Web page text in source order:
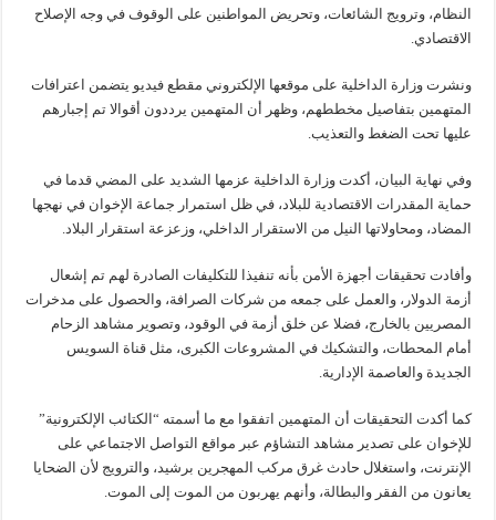
النظام، وترويج الشائعات، وتحريض المواطنين على الوقوف في وجه الإصلاح
الاقتصادي.
ونشرت وزارة الداخلية على موقعها الإلكتروني مقطع فيديو يتضمن اعترافات
المتهمين بتفاصيل مخططهم، وظهر أن المتهمين يرددون أقوالا تم إجبارهم
عليها تحت الضغط والتعذيب.
وفي نهاية البيان، أكدت وزارة الداخلية عزمها الشديد على المضي قدما في
حماية المقدرات الاقتصادية للبلاد، في ظل استمرار جماعة الإخوان في نهجها
المضاد، ومحاولاتها النيل من الاستقرار الداخلي، وزعزعة استقرار البلاد.
وأفادت تحقيقات أجهزة الأمن بأنه تنفيذا للتكليفات الصادرة لهم تم إشعال
أزمة الدولار، والعمل على جمعه من شركات الصرافة، والحصول على مدخرات
المصريين بالخارج، فضلا عن خلق أزمة في الوقود، وتصوير مشاهد الزحام
أمام المحطات، والتشكيك في المشروعات الكبرى، مثل قناة السويس
الجديدة والعاصمة الإدارية.
كما أكدت التحقيقات أن المتهمين اتفقوا مع ما أسمته “الكتائب الإلكترونية”
للإخوان على تصدير مشاهد التشاؤم عبر مواقع التواصل الاجتماعي على
الإنترنت، واستغلال حادث غرق مركب المهجرين برشيد، والترويج لأن الضحايا
يعانون من الفقر والبطالة، وأنهم يهربون من الموت إلى الموت.